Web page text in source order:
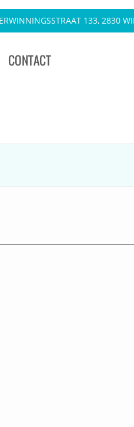
133, 2830
CONTACT